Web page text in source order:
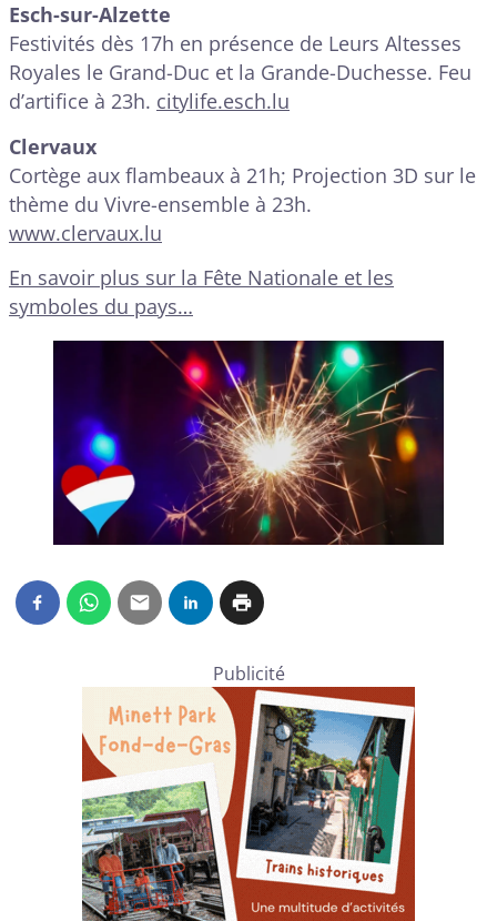
Esch-sur-Alzette
Festivités dès 17h en présence de Leurs Altesses
Royales le Grand-Duc et la Grande-Duchesse. Feu
d’artifice à 23h. citylife.esch.lu
Clervaux
Cortège aux flambeaux à 21h; Projection 3D sur le
thème du Vivre-ensemble à 23h.
www.clervaux.lu
En savoir plus sur la Fête Nationale et les
symboles du pays…
Publicité